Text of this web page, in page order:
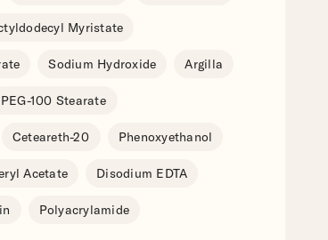
Myristate
Sodium Hydroxide Argilla
PEG-100 Stearate
Ceteareth-20 Phenoxyethanol
Acetate Disodium EDTA
Polyacrylamide